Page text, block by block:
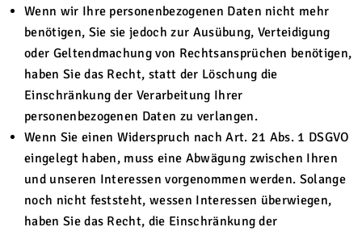
Wenn wir Ihre personenbezogenen Daten nicht mehr
benötigen, Sie sie jedoch zur Ausübung, Verteidigung
oder Geltendmachung von Rechtsansprüchen benötigen,
haben Sie das Recht, statt der Löschung die
Einschränkung der Verarbeitung Ihrer
personenbezogenen Daten zu verlangen.
Wenn Sie einen Widerspruch nach Art. 21 Abs. 1 DSGVO
eingelegt haben, muss eine Abwägung zwischen Ihren
und unseren Interessen vorgenommen werden. Solange
noch nicht feststeht, wessen Interessen überwiegen,
haben Sie das Recht, die Einschränkung der